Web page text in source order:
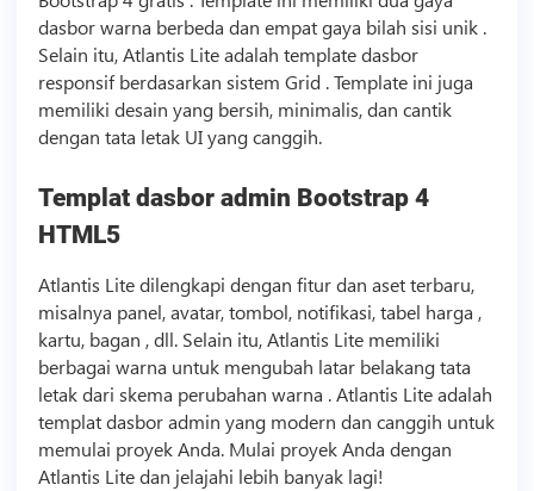
dasbor warna berbeda dan empat gaya bilah sisi unik .
Selain itu, Atlantis Lite adalah templatedasbor
responsif berdasarkan sistem Grid .Templateini juga
memiliki desain yang bersih, minimalis, dan cantik
dengan tata letak UI yang canggih.
Templat dasbor admin Bootstrap 4
HTML5
Atlantis Lite dilengkapi dengan fitur dan aset terbaru,
misalnya panel, avatar, tombol, notifikasi, tabel harga ,
kartu, bagan , dll. Selain itu, Atlantis Lite memiliki
berbagai warna untuk mengubah latar belakang tata
letak dari skema perubahan warna . Atlantis Lite adalah
templat dasbor admin yang modern dan canggih untuk
memulai proyek Anda. Mulai proyek Anda dengan
Atlantis Lite dan jelajahi lebih banyak lagi!